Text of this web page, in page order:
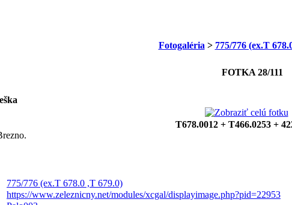
Fotogaléria > 775/776 (ex.T
FOTKA 28/111
T678.0012 + T466.0253 +
775/776 (ex.T 678.0 ,T 679.0)
https://www.zeleznicny.net/modules/xcgal/displayimage.php?pid=22953